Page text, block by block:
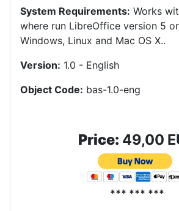
System Requirements: Works
where run LibreOffice version 5
Windows, Linux and Mac OS X..
Version: 1.0 - English
Object Code: bas-1.0-eng
Price: 49,00
*** *** ***